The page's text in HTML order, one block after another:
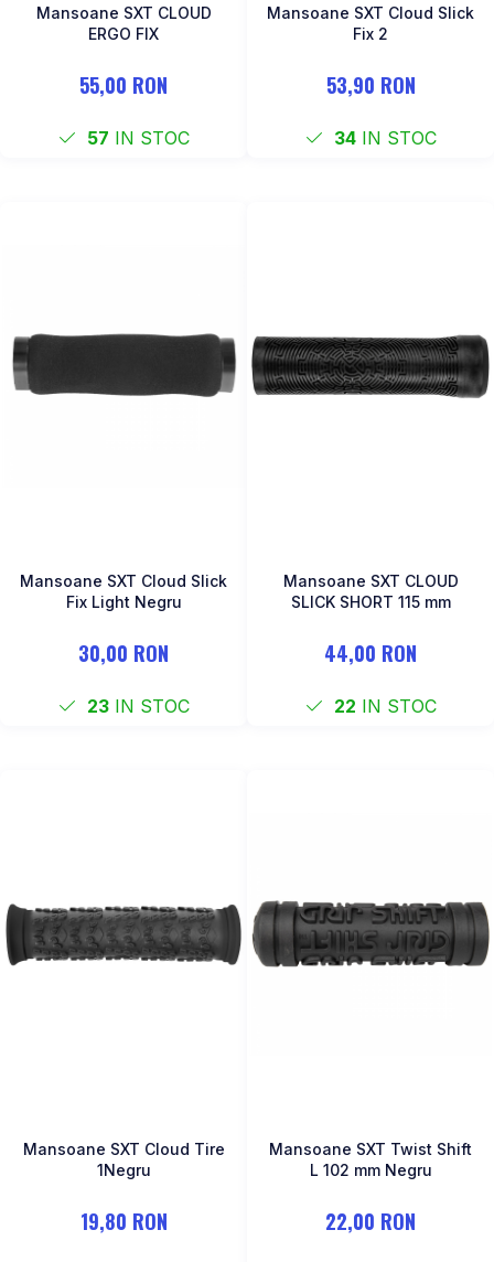
Mansoane SXT CLOUD
ERGO FIX
55,00 RON
57 IN STOC
Mansoane SXT Cloud Slick
Fix 2
53,90 RON
34IN STOC
Mansoane SXT Cloud Slick
Fix Light Negru
30,00 RON
23IN STOC
Mansoane SXT CLOUD
SLICK SHORT 115 mm
44,00 RON
22 IN STOC
Mansoane SXT Cloud Tire
1Negru
19,80 RON
Mansoane SXT Twist Shift
L 102 mm Negru
22,00 RON